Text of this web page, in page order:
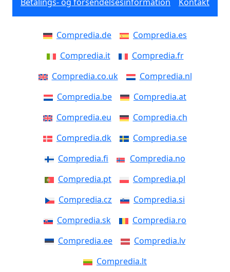
Compredia.de
Compredia.es
Compredia.it
Compredia.fr
Compredia.co.uk
Compredia.nl
Compredia.be
Compredia.at
Compredia.eu
Compredia.ch
Compredia.dk
Compredia.se
Compredia.fi
Compredia.no
Compredia.pt
Compredia.pl
Compredia.cz
Compredia.si
Compredia.sk
Compredia.ro
Compredia.ee
Compredia.lv
Compredia.lt